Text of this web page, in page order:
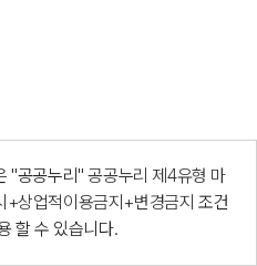
"공공누리"공공누리 제4유형 마
+상업적이용금지+변경금지 조건
할 수 있습니다.